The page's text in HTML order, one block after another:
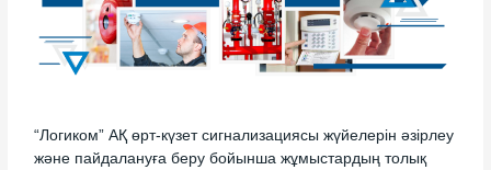
“Логиком” АҚ өрт-күзет сигнализациясы жүйелерін әзірлеу
және пайдалануға беру бойынша жұмыстардың толық